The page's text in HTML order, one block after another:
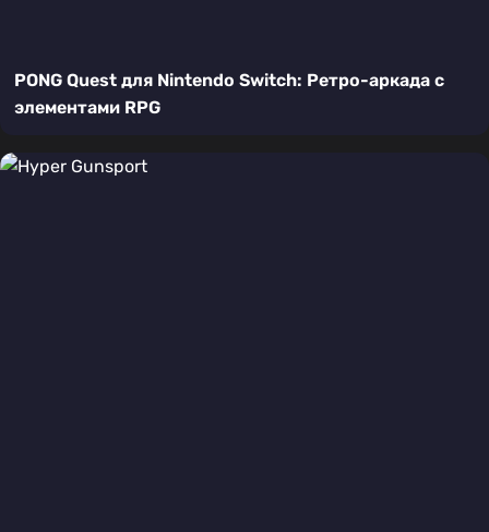
PONG Quest для Nintendo Switch: Ретро-аркада с
элементами RPG